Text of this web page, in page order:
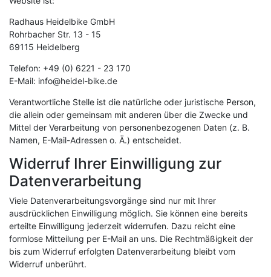
Radhaus Heidelbike GmbH
Rohrbacher Str. 13 - 15
69115 Heidelberg
Telefon: +49 (0) 6221 - 23 170
E-Mail: info@heidel-bike.de
Verantwortliche Stelle ist die natürliche oder juristische Person,
die allein oder gemeinsam mit anderen über die Zwecke und
Mittel der Verarbeitung von personenbezogenen Daten (z. B.
Namen, E-Mail-Adressen o. Ä.) entscheidet.
Widerruf Ihrer Einwilligung zur
Datenverarbeitung
Viele Datenverarbeitungsvorgänge sind nur mit Ihrer
ausdrücklichen Einwilligung möglich. Sie können eine bereits
erteilte Einwilligung jederzeit widerrufen. Dazu reicht eine
formlose Mitteilung per E-Mail an uns. Die Rechtmäßigkeit der
bis zum Widerruf erfolgten Datenverarbeitung bleibt vom
Widerruf unberührt.